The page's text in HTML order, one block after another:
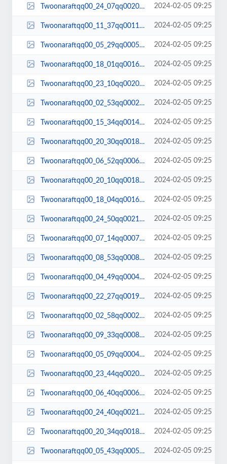
Twoonaraftqq00_24_07qq00208.jpg 2024-02-05 09:25
Twoonaraftqq00_11_37qq00110.jpg 2024-02-05 09:25
Twoonaraftqq00_05_29qq00056.jpg 2024-02-05 09:25
Twoonaraftqq00_18_01qq00167.jpg 2024-02-05 09:25
Twoonaraftqq00_23_10qq00202.jpg 2024-02-05 09:25
Twoonaraftqq00_02_53qq00026.jpg 2024-02-05 09:25
Twoonaraftqq00_15_34qq00149.jpg 2024-02-05 09:25
Twoonaraftqq00_20_30qq00186.jpg 2024-02-05 09:25
Twoonaraftqq00_06_52qq00065.jpg 2024-02-05 09:25
Twoonaraftqq00_20_10qq00183.jpg 2024-02-05 09:25
Twoonaraftqq00_18_04qq00169.jpg 2024-02-05 09:25
Twoonaraftqq00_24_50qq00215.jpg 2024-02-05 09:25
Twoonaraftqq00_07_14qq00070.jpg 2024-02-05 09:25
Twoonaraftqq00_08_53qq00083.jpg 2024-02-05 09:25
Twoonaraftqq00_04_49qq00045.jpg 2024-02-05 09:25
Twoonaraftqq00_22_27qq00197.jpg 2024-02-05 09:25
Twoonaraftqq00_02_58qq00027.jpg 2024-02-05 09:25
Twoonaraftqq00_09_33qq00087.jpg 2024-02-05 09:25
Twoonaraftqq00_05_09qq00048.jpg 2024-02-05 09:25
Twoonaraftqq00_23_44qq00206.jpg 2024-02-05 09:25
Twoonaraftqq00_06_40qq00064.jpg 2024-02-05 09:25
Twoonaraftqq00_24_40qq00212.jpg 2024-02-05 09:25
Twoonaraftqq00_20_34qq00188.jpg 2024-02-05 09:25
Twoonaraftqq00_05_43qq00057.jpg 2024-02-05 09:25